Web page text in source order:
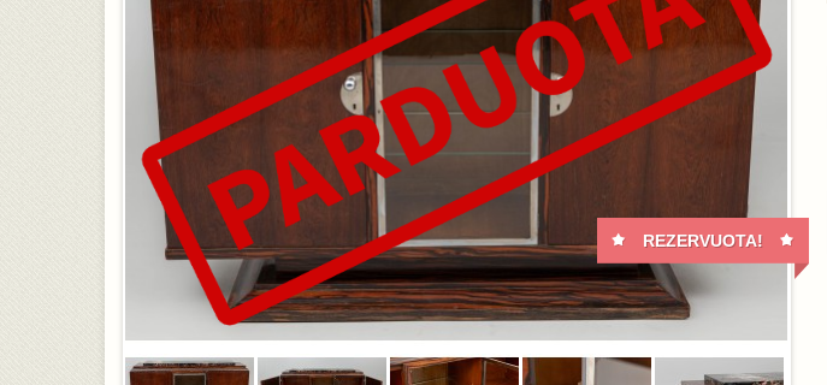
REZERVUOTA!